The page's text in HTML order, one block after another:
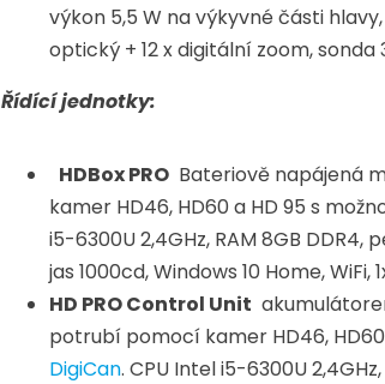
výkon 5,5 W na výkyvné části
optický + 12 x digitální zoom, sonda
Řídící jednotky:
HDBox PRO Bateriově napájená
kamer HD46, HD60 a HD 95 s
i5-6300U 2,4GHz, RAM 8GB DDR4,
jas 1000cd, Windows 10 Home, WiFi,
HD PRO Control Unit
potrubí pomocí kamer HD46,
DigiCan. CPU Intel i5-6300U